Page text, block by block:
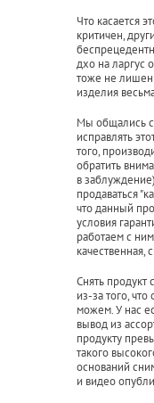
Что касается
критичен,
дхо на ларгус
тоже не
изделия
Мы общались с
исправлять
того,
обратить
в
продаваться
что данный
условия
работаем с
качественная,
Снять продукт
из-за того,
можем. У нас
вывод из
продукту
такого
оснований
и видео